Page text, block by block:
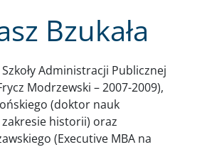
Bzukała
Administracji Publicznej
Modrzewski – 2007-2009),
(doktor nauk
historii) oraz
(Executive MBA na